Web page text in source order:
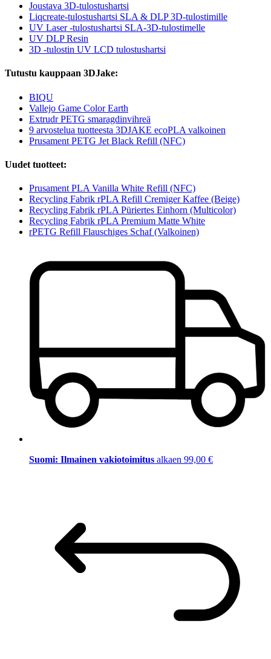
Joustava 3D-tulostushartsi
Liqcreate-tulostushartsi SLA & DLP 3D-tulostimille
UV Laser -tulostushartsi SLA-3D-tulostimelle
UV DLP Resin
3D -tulostin UV LCD tulostushartsi
Tutustu kauppaan 3DJake:
BIQU
Vallejo Game Color Earth
Extrudr PETG smaragdinvihreä
9 arvostelua tuotteesta 3DJAKE ecoPLA valkoinen
Prusament PETG Jet Black Refill (NFC)
Uudet tuotteet:
Prusament PLA Vanilla White Refill (NFC)
Recycling Fabrik rPLA Refill Cremiger Kaffee (Beige)
Recycling Fabrik rPLA Püriertes Einhorn (Multicolor)
Recycling Fabrik rPLA Premium Matte White
rPETG Refill Flauschiges Schaf (Valkoinen)
Suomi: Ilmainen vakiotoimitus alkaen 99,00 €